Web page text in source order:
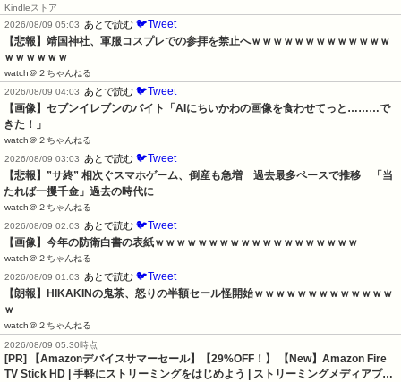
Kindleストア
2026/08/09 05:03
あとで読む 🐦Tweet
【悲報】靖国神社、軍服コスプレでの参拝を禁止へｗｗｗｗｗｗｗｗｗｗｗｗｗ
ｗｗｗｗｗｗ
watch＠２ちゃんねる
2026/08/09 04:03
あとで読む 🐦Tweet
【画像】セブンイレブンのバイト「AIにちいかわの画像を食わせてっと………で
きた！」
watch＠２ちゃんねる
2026/08/09 03:03
あとで読む 🐦Tweet
【悲報】”サ終” 相次ぐスマホゲーム、倒産も急増　過去最多ペースで推移　「当
たれば一攫千金」過去の時代に
watch＠２ちゃんねる
2026/08/09 02:03
あとで読む 🐦Tweet
【画像】今年の防衛白書の表紙ｗｗｗｗｗｗｗｗｗｗｗｗｗｗｗｗｗｗｗ
watch＠２ちゃんねる
2026/08/09 01:03
あとで読む 🐦Tweet
【朗報】HIKAKINの鬼茶、怒りの半額セール怪開始ｗｗｗｗｗｗｗｗｗｗｗｗｗ
ｗ
watch＠２ちゃんねる
2026/08/09 05:30時点
[PR] 【Amazonデバイスサマーセール】【29%OFF！】 【New】Amazon Fire
TV Stick HD | 手軽にストリーミングをはじめよう | ストリーミングメディアプ…